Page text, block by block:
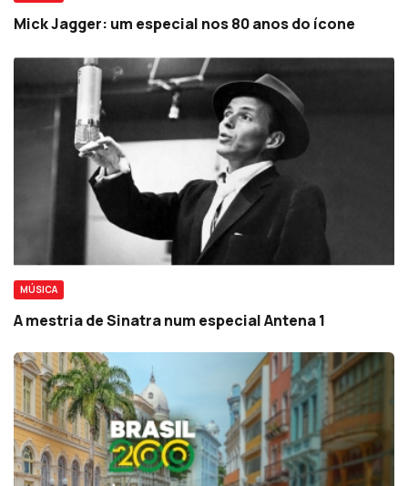
Mick Jagger: um especial nos 80 anos do ícone
MÚSICA
A mestria de Sinatra num especial Antena 1